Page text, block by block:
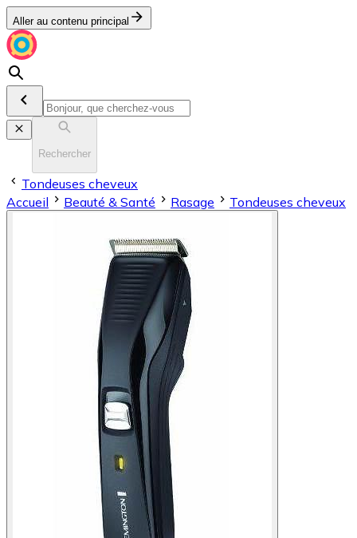
Aller au contenu principal
Rechercher
Tondeuses cheveux
Accueil
Beauté & Santé Rasage Tondeuses cheveux